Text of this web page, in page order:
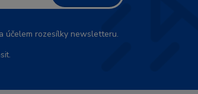
účelem rozesílky newsletteru.